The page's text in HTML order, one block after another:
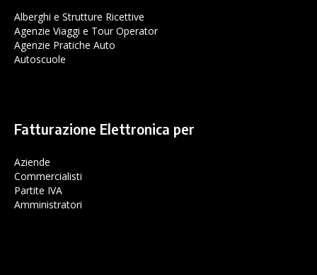
Alberghi e Strutture Ricettive
Agenzie Viaggi e Tour Operator
Agenzie Pratiche Auto
Autoscuole
Fatturazione Elettronica per
Aziende
Commercialisti
Partite IVA
Amministratori